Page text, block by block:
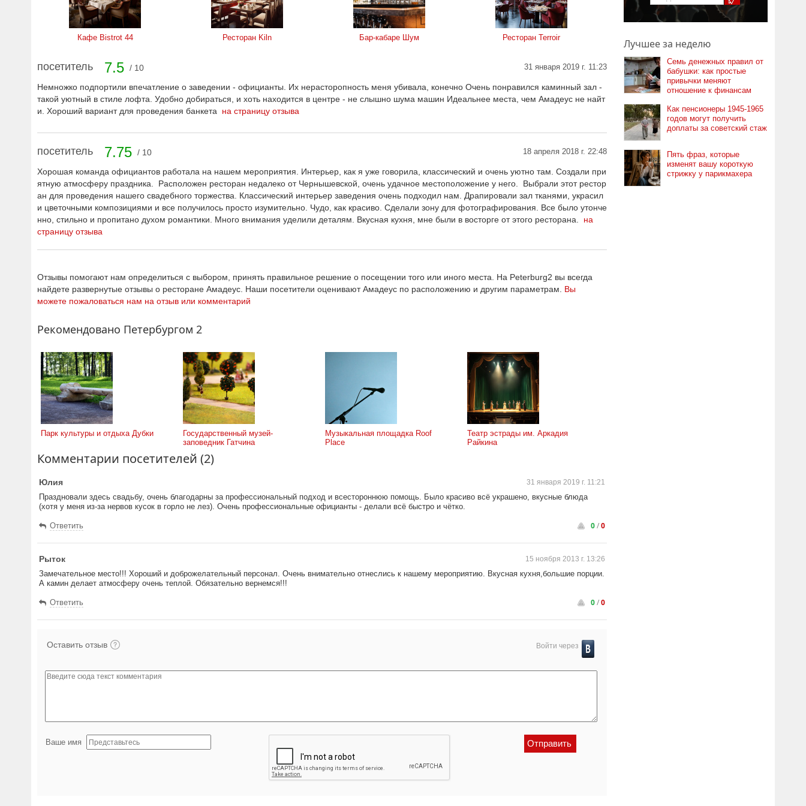
Кафе Bistrot 44 Ресторан Kiln Бар-кабаре Шум Ресторан Terroir
посетитель 7.5 / 10 31 января 2019 г. 11:23
Немножко подпортили впечатление о заведении - официанты. Их нерасторопность меня убивала, конечно Очень понравился каминный зал -
такой уютный в стиле лофта. Удобно добираться, и хоть находится в центре - не слышно шума машин Идеальнее места, чем Амадеус не найт
и. Хороший вариант для проведения банкета на страницу отзыва
посетитель 7.75 / 10 18 апреля 2018 г. 22:48
Хорошая команда официантов работала на нашем мероприятия. Интерьер, как я уже говорила, классический и очень уютно там. Создали при
ятную атмосферу праздника. Расположен ресторан недалеко от Чернышевской, очень удачное местоположение у него. Выбрали этот рестор
ан для проведения нашего свадебного торжества. Классический интерьер заведения очень подходил нам. Драпировали зал тканями, украсил
и цветочными композициями и все получилось просто изумительно. Чудо, как красиво. Сделали зону для фотографирования. Все было утонче
нно, стильно и пропитано духом романтики. Много внимания уделили деталям. Вкусная кухня, мне были в восторге от этого ресторана. на
страницу отзыва
Отзывы помогают нам определиться с выбором, принять правильное решение о посещении того или иного места. На Peterburg2 вы всегда
найдете развернутые отзывы о ресторане Амадеус. Наши посетители оценивают Амадеус по расположению и другим параметрам. Вы
можете пожаловаться нам на отзыв или комментарий
Рекомендовано Петербургом 2
Парк культуры и отдыха Дубки
Государственный музей-
заповедник Гатчина
Музыкальная площадка Roof
Place
Театр эстрады им. Аркадия
Райкина
Комментарии посетителей (2)
Юлия 31 января 2019 г. 11:21
Праздновали здесь свадьбу, очень благодарны за профессиональный подход и всестороннюю помощь. Было красиво всё украшено, вкусные блюда
(хотя у меня из-за нервов кусок в горло не лез). Очень профессиональные официанты - делали всё быстро и чётко.
Ответить 0/0
Рыток 15 ноября 2013 г. 13:26
Замечательное место!!! Хороший и доброжелательный персонал. Очень внимательно отнеслись к нашему мероприятию. Вкусная кухня,большие порции.
А камин делает атмосферу очень теплой. Обязательно вернемся!!!
Ответить 0/0
Оставить отзыв Войти через
Ваше имя
Лучшее за неделю
Семь денежных правил от
бабушки: как простые
привычки меняют
отношение к финансам
Как пенсионеры 1945-1965
годов могут получить
доплаты за советский стаж
Пять фраз, которые
изменят вашу короткую
стрижку у парикмахера